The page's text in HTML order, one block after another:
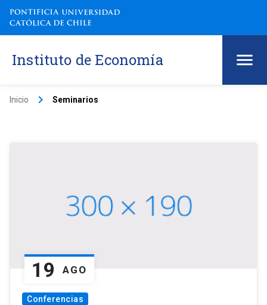
Instituto de Economía
Inicio keyboard_arrow_right Seminarios
19 AGO
Conferencias